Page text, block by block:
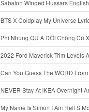
Sabaton Winged Hussars English
BTS X Coldplay My Universe Lyrics 방탄소년단 콜드플레이 My Universe 가사 Color Coded
Phi Nhung QU A ĐỜI Chồng Cũ XUẤT HIỆN Khóc Hối Hận Vì Làm Điều KHỦNG
2022 Ford Maverick Trim Levels And Standard Features
Can You Guess The WORD From Emojii COMPOUND WORD EMOJII CHALLENGE 90
NEVER Stay At IKEA Overnight Animated SCP 3008
My Name Is Simon I Am Hell S Mortician And I Am Going To Kill God